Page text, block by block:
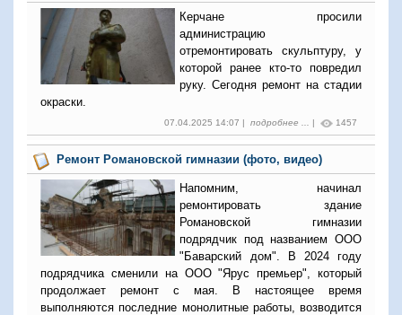
Керчане просили
администрацию
отремонтировать скульптуру, у
которой ранее кто-то повредил
руку. Сегодня ремонт на стадии
окраски.
07.04.2025 14:07 | подробнее ... | 1457
Ремонт Романовской гимназии (фото, видео)
Напомним, начинал
ремонтировать здание
Романовской гимназии
подрядчик под названием ООО
"Баварский дом". В 2024 году
подрядчика сменили на ООО "Ярус премьер", который
продолжает ремонт с мая. В настоящее время
выполняются последние монолитные работы, возводится